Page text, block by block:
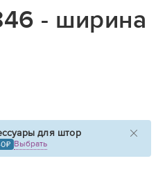
- ширина
для штор
Выбрать